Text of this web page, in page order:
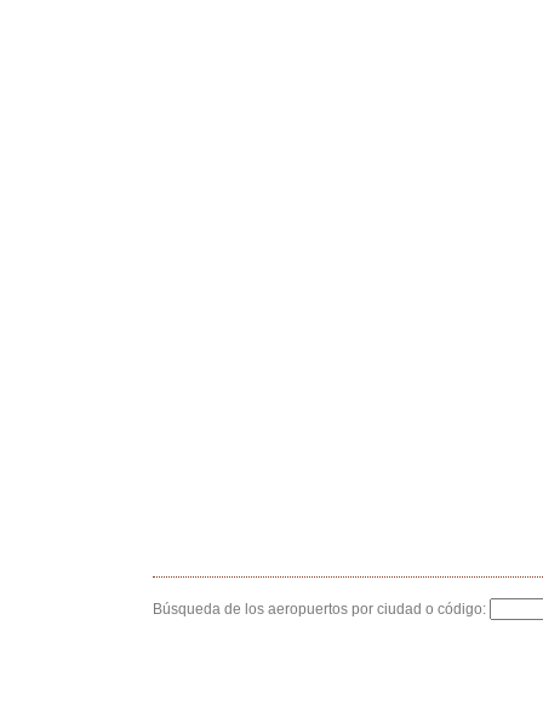
Búsqueda de los aeropuertos por ciudad o código: